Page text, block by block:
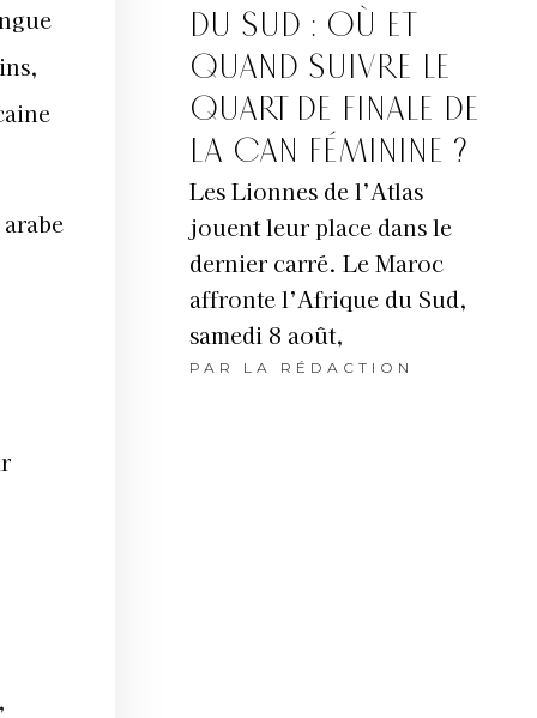
DU SUD : OÙ ET
QUAND SUIVRE LE
QUART DE FINALE DE
LA CAN FÉMININE ?
Les Lionnes de l’Atlas
jouent leur place dans le
dernier carré. Le Maroc
affronte l’Afrique du Sud,
samedi 8 août,
PAR LA RÉDACTION